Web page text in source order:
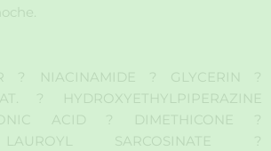
? NIACINAMIDE ? GLYCERIN ?
? HYDROXYETHYLPIPERAZINE
ACID ? DIMETHICONE ?
LAUROYL SARCOSINATE ?